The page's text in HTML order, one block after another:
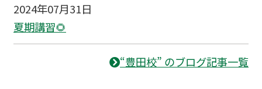
2024年07月31日
夏期講習🌻
“豊田校” のブログ記事一覧